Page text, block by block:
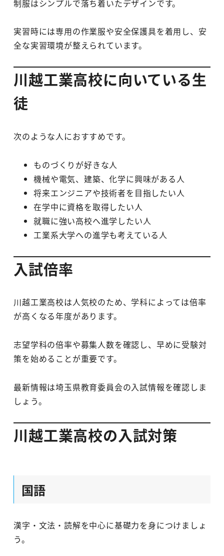
制服はシンプルで落ち着いたデザインです。
実習時には専用の作業服や安全保護具を着用し、安
全な実習環境が整えられています。
川越工業高校に向いている生
徒
次のような人におすすめです。
ものづくりが好きな人
機械や電気、建築、化学に興味がある人
将来エンジニアや技術者を目指したい人
在学中に資格を取得したい人
就職に強い高校へ進学したい人
工業系大学への進学も考えている人
入試倍率
川越工業高校は人気校のため、学科によっては倍率
が高くなる年度があります。
志望学科の倍率や募集人数を確認し、早めに受験対
策を始めることが重要です。
最新情報は埼玉県教育委員会の入試情報を確認しま
しょう。
川越工業高校の入試対策
国語
漢字・文法・読解を中心に基礎力を身につけましょ
う。